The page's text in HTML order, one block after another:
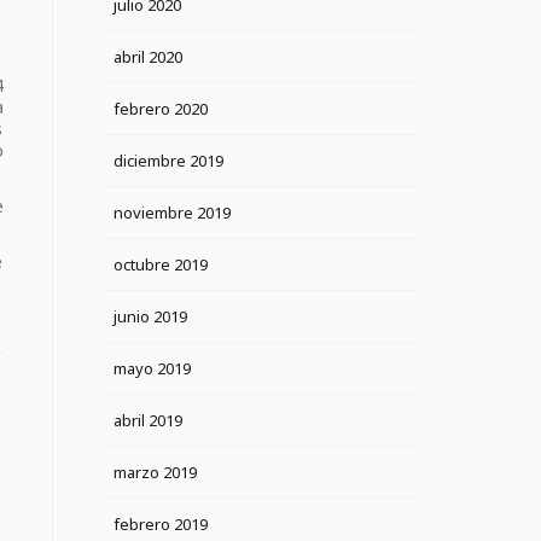
julio 2020
abril 2020
febrero 2020
diciembre 2019
noviembre 2019
octubre 2019
junio 2019
mayo 2019
abril 2019
marzo 2019
febrero 2019